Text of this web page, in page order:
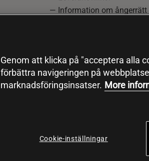
— Information om ångerrätt
Genom att klicka på "acceptera alla
förbättra navigeringen på
marknadsföringsinsatser. More
Cookie-inställningar